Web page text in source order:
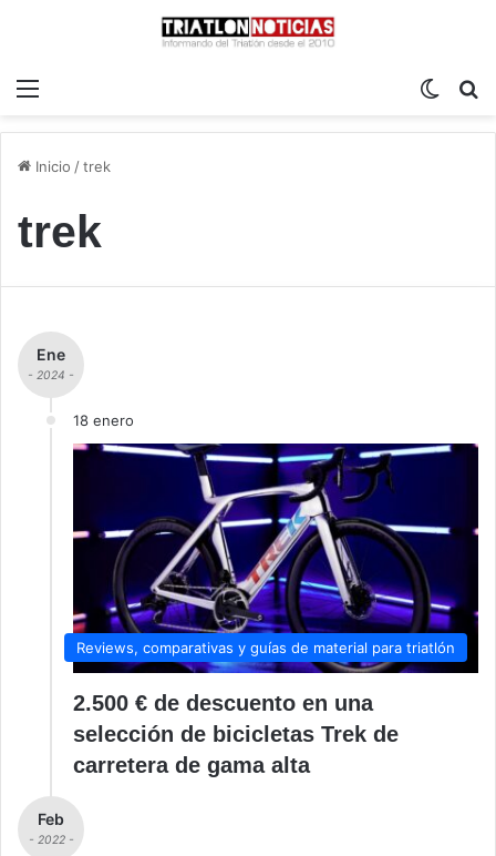
Inicio /trek
trek
Ene
- 2024 -
18 enero
Reviews, comparativas y guías de material para triatlón
2.500 € de descuento en una
selección de bicicletas Trek de
carretera de gama alta
Feb
- 2022 -